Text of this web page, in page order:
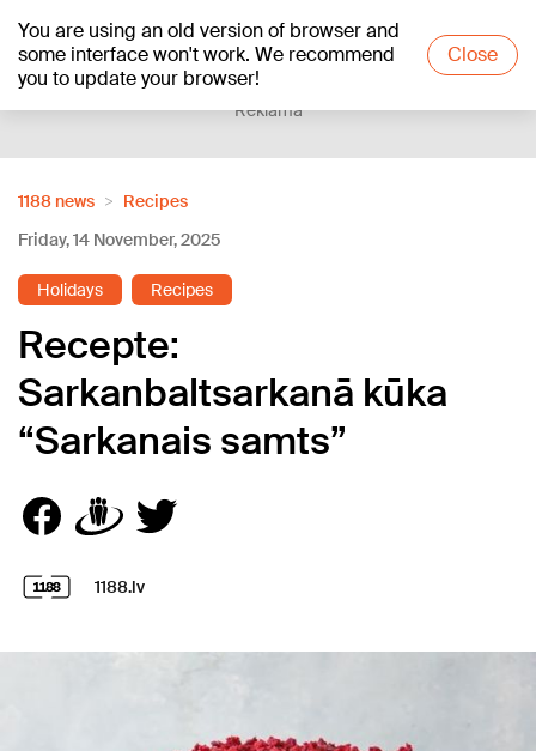
You are using an old version of browser and
some interface won't work. We recommend
you to update your browser!
Close
+19°C
Reklāma
1188 news
Recipes
Friday, 14 November, 2025
Holidays Recipes
Recepte:
Sarkanbaltsarkanā kūka
“Sarkanais samts”
1188.lv